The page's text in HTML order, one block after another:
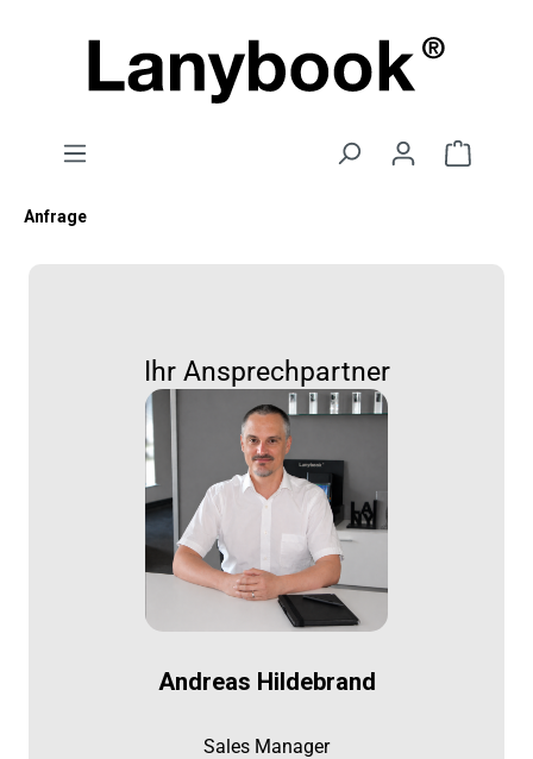
Anfrage
Ihr Ansprechpartner
Andreas Hildebrand
Sales Manager